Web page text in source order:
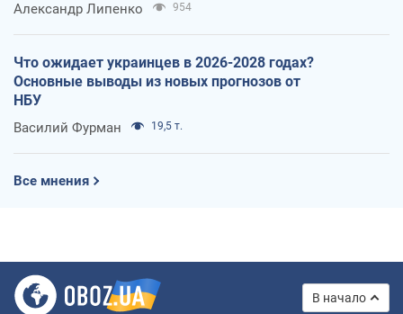
Александр Липенко 954
Что ожидает украинцев в 2026-2028 годах?
Основные выводы из новых прогнозов от
НБУ
Василий Фурман 19,5 т.
Все мнения
В начало